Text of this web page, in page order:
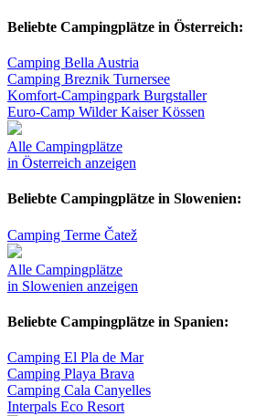
Beliebte Campingplätze in Österreich:
Camping Bella Austria
Camping Breznik Turnersee
Komfort-Campingpark Burgstaller
Euro-Camp Wilder Kaiser Kössen
Alle Campingplätze
in Österreich anzeigen
Beliebte Campingplätze in Slowenien:
Camping Terme Čatež
Alle Campingplätze
in Slowenien anzeigen
Beliebte Campingplätze in Spanien:
Camping El Pla de Mar
Camping Playa Brava
Camping Cala Canyelles
Interpals Eco Resort